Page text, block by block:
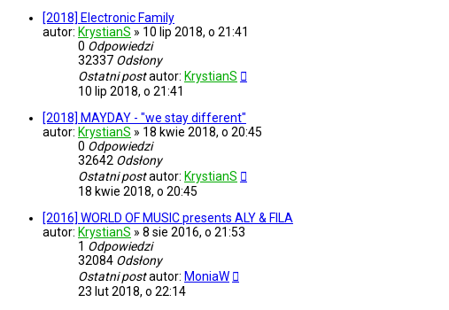
[2018] Electronic Family
autor: KrystianS » 10 lip 2018, o 21:41
0 Odpowiedzi
32337 Odsłony
Ostatni postautor: KrystianS
10 lip 2018, o 21:41
[2018] MAYDAY - "we stay different"
autor: KrystianS » 18 kwie 2018, o 20:45
0 Odpowiedzi
32642 Odsłony
Ostatni postautor: KrystianS
18 kwie 2018, o 20:45
[2016] WORLD OF MUSIC presents ALY & FILA
autor: KrystianS » 8 sie 2016, o 21:53
1 Odpowiedzi
32084 Odsłony
Ostatni postautor: MoniaW
23 lut 2018, o 22:14